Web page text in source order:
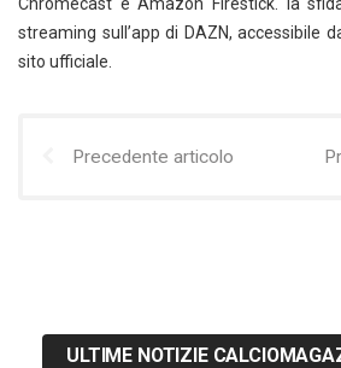
streaming sull’app di DAZN, accessibile
sito ufficiale.
Precedente articolo
ULTIME NOTIZIE